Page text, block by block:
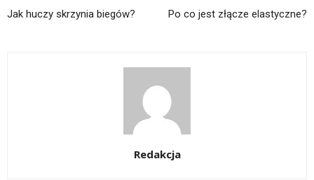
Jak huczy skrzynia biegów? Po co jest złącze elastyczne?
Redakcja